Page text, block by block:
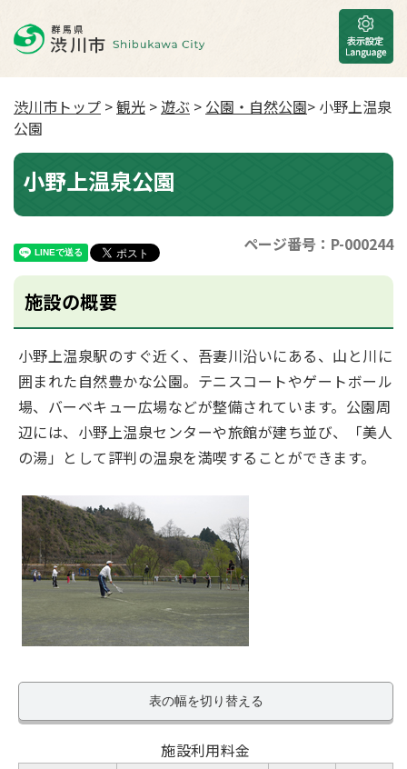
渋川市トップ >観光 > 遊ぶ > 公園・自然公園> 小野上温泉
公園
小野上温泉公園
ページ番号：P-000244
施設の概要
小野上温泉駅のすぐ近く、吾妻川沿いにある、山と川に
囲まれた自然豊かな公園。テニスコートやゲートボール
場、バーベキュー広場などが整備されています。公園周
辺には、小野上温泉センターや旅館が建ち並び、「美人
の湯」として評判の温泉を満喫することができます。
表の幅を切り替える
施設利用料金